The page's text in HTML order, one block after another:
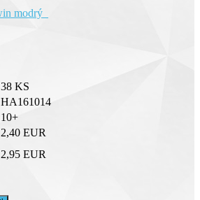
38 KS
HA161014
10+
2,40 EUR
2,95 EUR